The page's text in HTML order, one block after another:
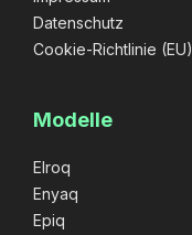
Datenschutz
Cookie-Richtlinie (EU)
Modelle
Elroq
Enyaq
Epiq